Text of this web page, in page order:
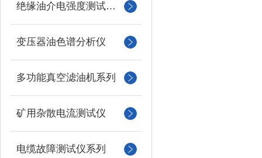
绝缘油介电强度测试仪系列
变压器油色谱分析仪
多功能真空滤油机系列
矿用杂散电流测试仪
电缆故障测试仪系列